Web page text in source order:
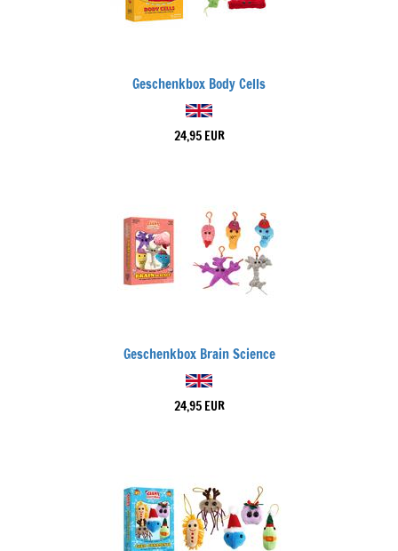
Geschenkbox Body Cells
24,95 EUR
Geschenkbox Brain Science
24,95 EUR